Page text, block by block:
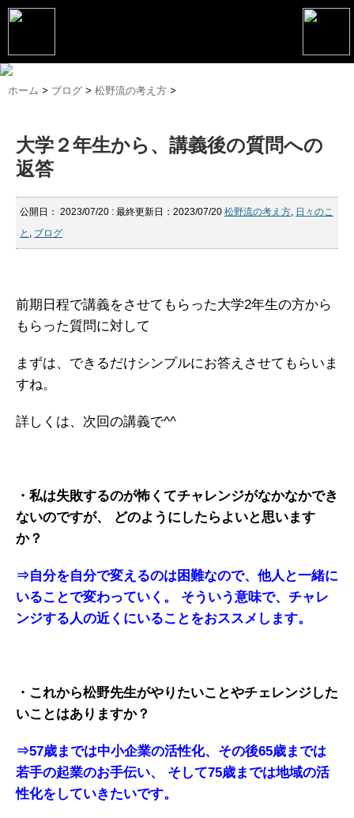
トップページ
松野恵介のブログ
会社概要
スケジュール
マーケティング塾
ガイアの実績
ホーム > ブログ > 松野流の考え方 >
大学２年生から、講義後の質問への
返答
公開日： 2023/07/20 : 最終更新日：2023/07/20 松野流の考え方, 日々のこ
と , ブログ
前期日程で講義をさせてもらった大学2年生の方から
もらった質問に対して
まずは、できるだけシンプルにお答えさせてもらいま
すね。
詳しくは、次回の講義で^^
・私は失敗するのが怖くてチャレンジがなかなかでき
ないのですが、
どのようにしたらよいと思います
か？
⇒自分を自分で変えるのは困難なので、他人と一緒に
いることで変わっていく。
そういう意味で、チャレ
ンジする人の近くにいることをおススメします。
・これから松野先生がやりたいことやチェレンジした
いことはありますか？
⇒57歳までは中小企業の活性化、その後65歳までは
若手の起業のお手伝い、
そして75歳までは地域の活
性化をしていきたいです。